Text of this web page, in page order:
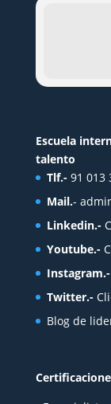
Escuela
talento
Tlf.- 91 013
Mail.-
Linkedin.-
Youtube.-
Instagram.-
Twitter.-
Blog de